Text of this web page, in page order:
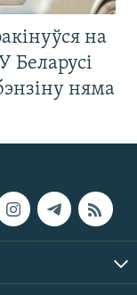
на
Беларусі
няма